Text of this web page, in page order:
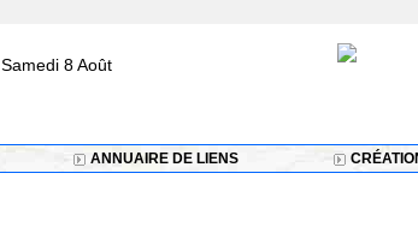
Samedi 8 Août
ANNUAIRE DE LIENS